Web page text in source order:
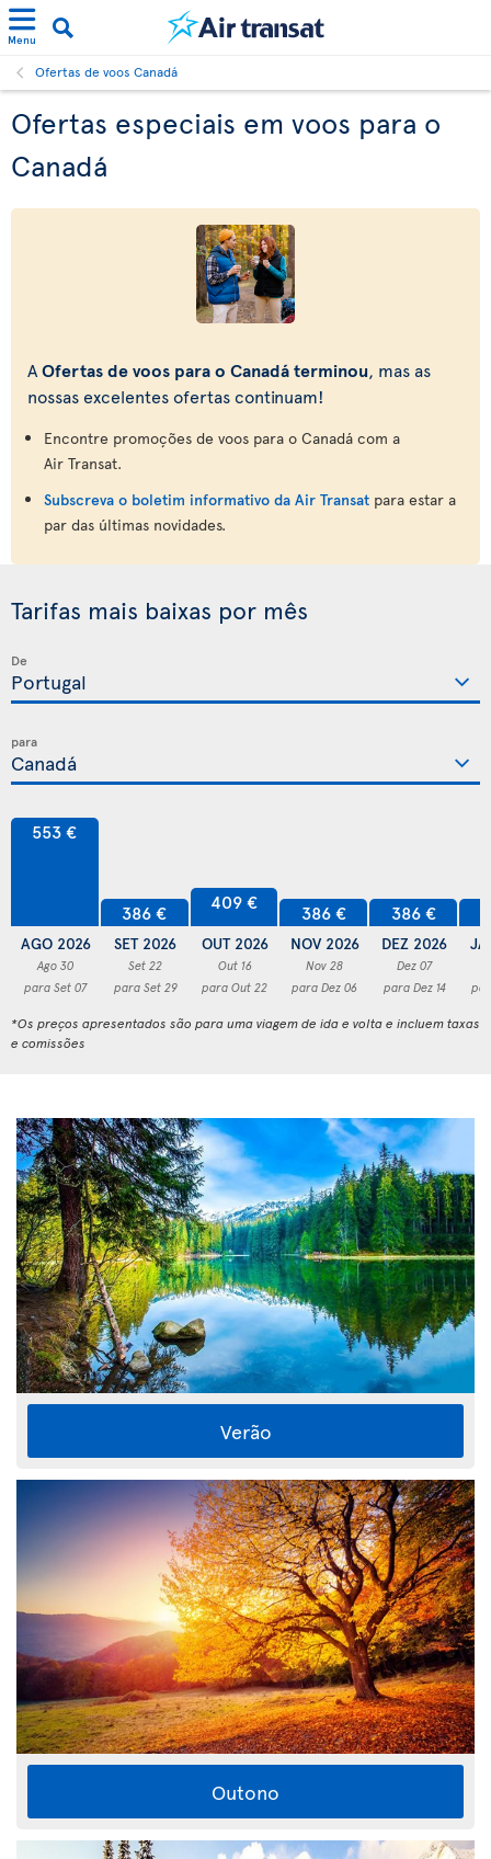
Menu
Ofertas de voos Canadá
Ofertas especiais em voos para o
Canadá
AOfertas de voos para o Canadá terminou, mas as
nossas excelentes ofertas continuam!
Encontre promoções de voos para o Canadá com a
Air Transat.
Subscreva o boletim informativo da Air Transat para estar a
par das últimas novidades.
Tarifas mais baixas por mês
De
para
553 €
AGO 2026
Ago 30
para Set 07
386 €
SET 2026
Set 22
para Set 29
409 €
OUT 2026
Out 16
para Out 22
386 €
NOV 2026
Nov 28
para Dez 06
386 €
DEZ 2026
Dez 07
para Dez 14
*Os preços apresentados são para uma viagem de ida e volta e incluem taxas
e comissões
Verão
Outono